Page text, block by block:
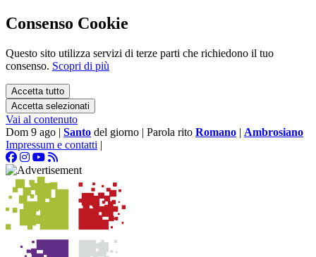
Consenso Cookie
Questo sito utilizza servizi di terze parti che richiedono il tuo
consenso. Scopri di più
Accetta tutto
Accetta selezionati
Vai al contenuto
Dom 9 ago | Santo del giorno | Parola rito Romano | Ambrosiano
Impressum e contatti |